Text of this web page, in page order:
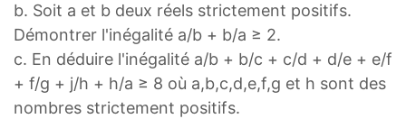
b. Soit a et b deux réels strictement positifs.
Démontrer l'inégalité a/b + b/a ≥ 2.
c. En déduire l'inégalité a/b + b/c + c/d + d/e + e/f
+ f/g + j/h + h/a ≥ 8 où a,b,c,d,e,f,g et h sont des
nombres strictement positifs.